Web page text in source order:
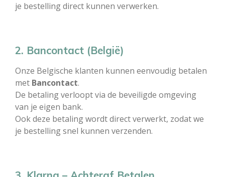
je bestelling direct kunnen verwerken.
2. Bancontact (België)
Onze Belgische klanten kunnen eenvoudig betalen
met Bancontact.
De betaling verloopt via de beveiligde omgeving
van je eigen bank.
Ook deze betaling wordt direct verwerkt, zodat we
je bestelling snel kunnen verzenden.